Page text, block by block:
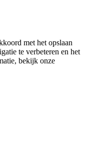
met het opslaan
te verbeteren en het
bekijk onze